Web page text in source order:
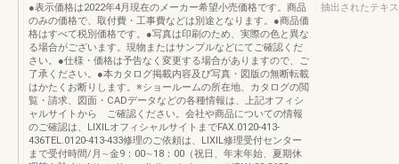
●表示価格は2022年4月現在のメーカー希望小売価格です。商品
のみの価格で、取付費・工事費などは別途となります。●商品価
格はすべて税別価格です。●写真は印刷のため、実際の色と異な
る場合がございます。現物またはサンプルなどにてご確認くだ
さい。●仕様・価格は予告なく変更する場合がありますので、ご
了承ください。●本カタログ掲載内容及び写真・図版の無断転載
はかたくお断りします。※ショールームの所在地、カタログの閲
覧・請求、図面・CADデータなどの各種情報は、上記オフィシ
ャルサイトから ご確認ください。会社や商品についての情報
のご確認は、LIXILオフィシャルサイトまでFAX.0120-413-
436TEL.0120-413-433修理のご依頼は、LIXIL修理受付センター
まで受付時間/月∼金9：00∼18：00（祝日、年末年始、夏期休
抽出されたテキ